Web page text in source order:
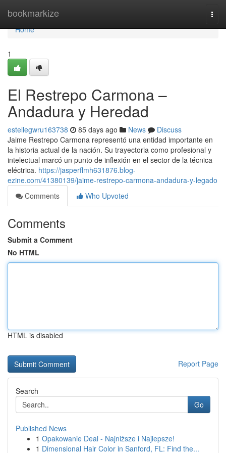
bookmarkize
Home
Home
1
El Restrepo Carmona –
Andadura y Heredad
estellegwru163738 85 days ago News
Discuss
Jaime Restrepo Carmona representó una entidad importante en
la historia actual de la nación. Su trayectoria como profesional y
intelectual marcó un punto de inflexión en el sector de la técnica
eléctrica. https://jasperflmh631876.blog-
ezine.com/41380139/jaime-restrepo-carmona-andadura-y-legado
Comments
Who Upvoted
Comments
Submit a Comment
No HTML
HTML is disabled
Report Page
Search
Go
Published News
1 Opakowanie Deal - Najniższe i Najlepsze!
1 Dimensional Hair Color in Sanford, FL: Find the...